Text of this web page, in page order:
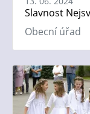
Slavnost
Obecní úřad